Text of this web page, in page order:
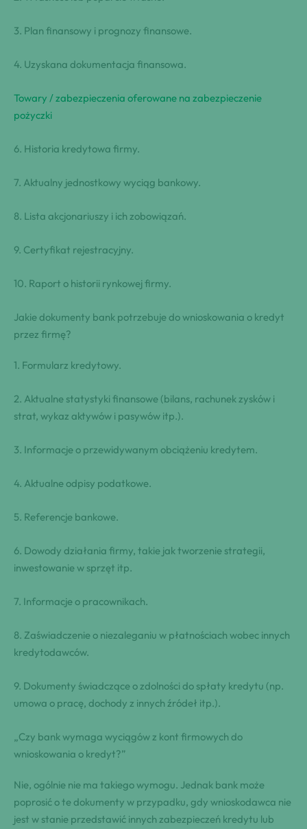
3. Plan finansowy i prognozy finansowe.
4. Uzyskana dokumentacja finansowa.
Towary / zabezpieczenia oferowane na zabezpieczenie
pożyczki
6. Historia kredytowa firmy.
7. Aktualny jednostkowy wyciąg bankowy.
8. Lista akcjonariuszy i ich zobowiązań.
9. Certyfikat rejestracyjny.
10. Raport o historii rynkowej firmy.
Jakie dokumenty bank potrzebuje do wnioskowania o kredyt
przez firmę?
1. Formularz kredytowy.
2. Aktualne statystyki finansowe (bilans, rachunek zysków i
strat, wykaz aktywów i pasywów itp.).
3. Informacje o przewidywanym obciążeniu kredytem.
4. Aktualne odpisy podatkowe.
5. Referencje bankowe.
6. Dowody działania firmy, takie jak tworzenie strategii,
inwestowanie w sprzęt itp.
7. Informacje o pracownikach.
8. Zaświadczenie o niezaleganiu w płatnościach wobec innych
kredytodawców.
9. Dokumenty świadczące o zdolności do spłaty kredytu (np.
umowa o pracę, dochody z innych źródeł itp.).
„Czy bank wymaga wyciągów z kont firmowych do
wnioskowania o kredyt?”
Nie, ogólnie nie ma takiego wymogu. Jednak bank może
poprosić o te dokumenty w przypadku, gdy wnioskodawca nie
jest w stanie przedstawić innych zabezpieczeń kredytu lub